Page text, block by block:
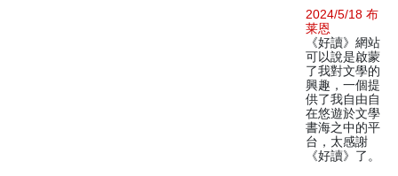
2024/5/18 布
莱恩
《好讀》網站
可以說是啟蒙
了我對文學的
興趣，一個提
供了我自由自
在悠遊於文學
書海之中的平
台，太感謝
《好讀》了。